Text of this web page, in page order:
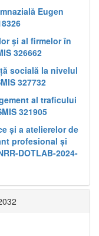
Eugen
și al firmelor în
326662
socială la nivelul
327732
al traficului
321905
și a atelierelor de
profesional și
DOTLAB-2024-